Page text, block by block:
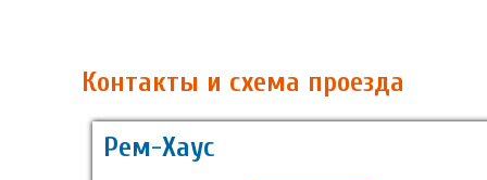
Контакты и схема проезда
Рем-Хаус